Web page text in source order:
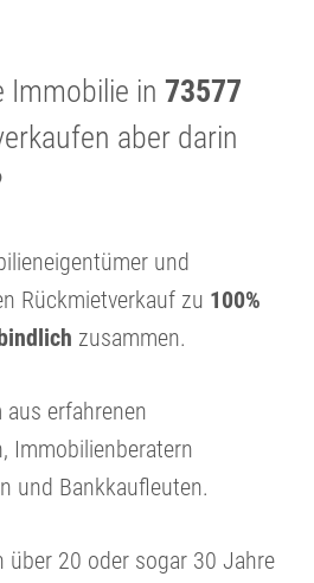
Immobilie in 73577
aber darin
und
Rückmietverkauf zu 100%
zusammen.
aus erfahrenen
Immobilienberatern
und Bankkaufleuten.
über 20 oder sogar 30 Jahre